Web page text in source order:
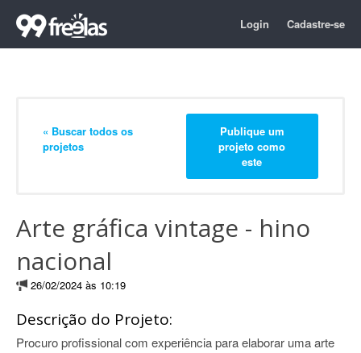
Login Cadastre-se
« Buscar todos os
projetos
Publique um
projeto como
este
Arte gráfica vintage - hino
nacional
26/02/2024 às 10:19
Descrição do Projeto:
Procuro profissional com experiência para elaborar uma arte